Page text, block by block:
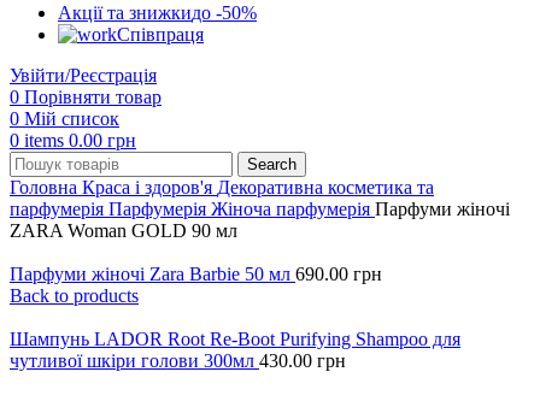
Акції та знижкидо -50%
Співпраця
Увійти/Реєстрація
0 Порівняти товар
0 Мій список
0 items 0.00 грн
Search
Головна Краса і здоров'я Декоративна косметика та
парфумерія Парфумерія Жіноча парфумерія Парфуми жіночі
ZARA Woman GOLD 90 мл
Парфуми жіночі Zara Barbie 50 мл 690.00 грн
Back to products
Шампунь LADOR Root Re-Boot Purifying Shampoo для
чутливої шкіри голови 300мл 430.00 грн